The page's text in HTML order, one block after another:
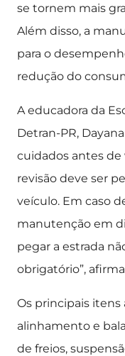
se tornem mais
Além disso, a
para o
redução do
A educadora da
Detran-PR,
cuidados antes de
revisão deve ser
veículo. Em caso
manutenção em
pegar a estrada
obrigatório”,
Os principais itens
alinhamento e
de freios,